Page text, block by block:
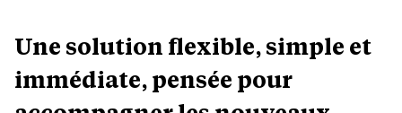
Une solution flexible, simple et
immédiate, pensée pour